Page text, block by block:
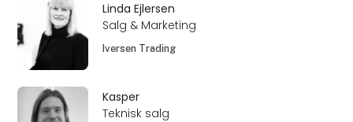
Linda Ejlersen
Salg & Marketing
Iversen Trading
Kasper
Teknisk salg